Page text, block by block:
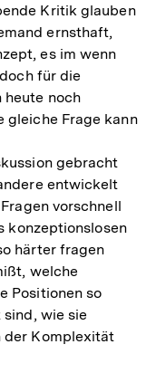
Kritik glauben
ernsthaft,
es im wenn
für die
heute noch
gleiche Frage kann
gebracht
entwickelt
vorschnell
konzeptionslosen
härter fragen
welche
Positionen so
wie sie
der Komplexität